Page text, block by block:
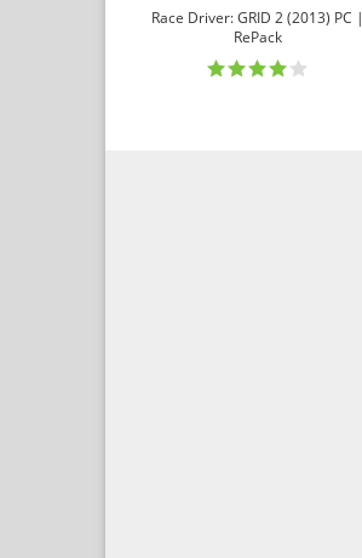
Race Driver: GRID 2 (2013) PC |
RePack